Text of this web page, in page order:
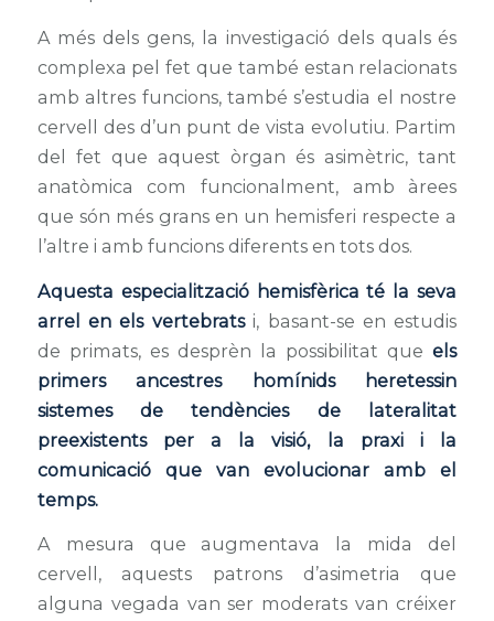
A més dels gens, la investigació dels quals és
complexa pel fet que també estan relacionats
amb altres funcions, també s’estudia el nostre
cervell des d’un punt de vista evolutiu. Partim
del fet que aquest òrgan és asimètric, tant
anatòmica com funcionalment, amb àrees
que són més grans en un hemisferi respecte a
l’altre i amb funcions diferents en tots dos.
Aquesta especialització hemisfèrica té la seva
arrel en els vertebratsi, basant-se en estudis
de primats, es desprèn la possibilitat queels
primers ancestres homínids heretessin
sistemes de tendències de lateralitat
preexistents per a la visió, la praxi i la
comunicació que van evolucionar amb el
temps.
A mesura que augmentava la mida del
cervell, aquests patrons d’asimetria que
alguna vegada van ser moderats van créixer